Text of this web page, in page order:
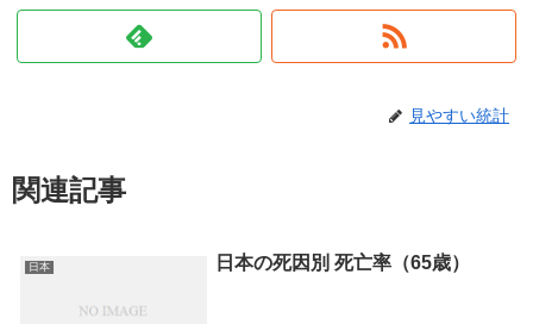
見やすい統計
関連記事
日本 日本の死因別 死亡率（65歳）